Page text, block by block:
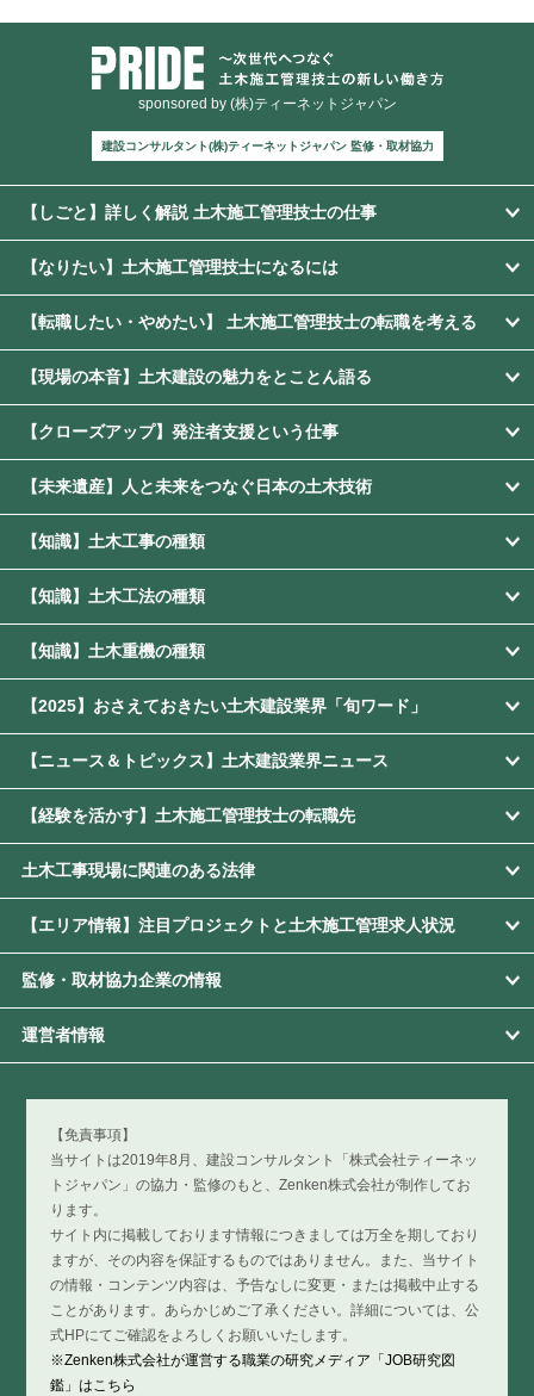
sponsored by (株)ティーネットジャパン
建設コンサルタント(株)ティーネットジャパン 監修・取材協力
【しごと】詳しく解説 土木施工管理技士の仕事
【なりたい】土木施工管理技士になるには
【転職したい・やめたい】 土木施工管理技士の転職を考える
【現場の本音】土木建設の魅力をとことん語る
【クローズアップ】発注者支援という仕事
【未来遺産】人と未来をつなぐ日本の土木技術
【知識】土木工事の種類
【知識】土木工法の種類
【知識】土木重機の種類
【2025】おさえておきたい土木建設業界「旬ワード」
【ニュース＆トピックス】土木建設業界ニュース
【経験を活かす】土木施工管理技士の転職先
土木工事現場に関連のある法律
【エリア情報】注目プロジェクトと土木施工管理求人状況
監修・取材協力企業の情報
運営者情報
【免責事項】
当サイトは2019年8月、建設コンサルタント「株式会社ティーネッ
トジャパン」の協力・監修のもと、Zenken株式会社が制作してお
ります。
サイト内に掲載しております情報につきましては万全を期しており
ますが、その内容を保証するものではありません。また、当サイト
の情報・コンテンツ内容は、予告なしに変更・または掲載中止する
ことがあります。あらかじめご了承ください。詳細については、公
式HPにてご確認をよろしくお願いいたします。
※Zenken株式会社が運営する職業の研究メディア「JOB研究図
鑑」はこちら